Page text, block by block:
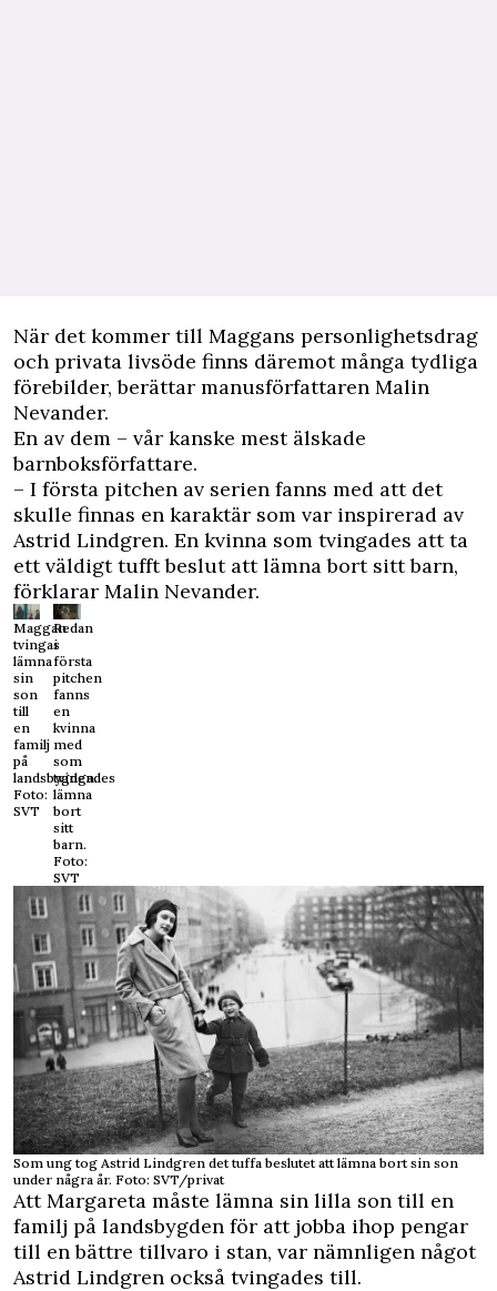
När det kommer till Maggans personlighetsdrag
och privata livsöde finns däremot många tydliga
förebilder, berättar manusförfattaren Malin
Nevander.
En av dem – vår kanske mest älskade
barnboksförfattare.
– I första pitchen av serien fanns med att det
skulle finnas en karaktär som var inspirerad av
Astrid Lindgren. En kvinna som tvingades att ta
ett väldigt tufft beslut att lämna bort sitt barn,
förklarar Malin Nevander.
Maggan
tvingas
lämna
sin
son
till
en
familj
på
landsbygden.
Foto:
SVT
Redan
i
första
pitchen
fanns
en
kvinna
med
som
tvingades
lämna
bort
sitt
barn.
Foto:
SVT
Som ung tog Astrid Lindgren det tuffa beslutet att lämna bort sin son
under några år. Foto: SVT/privat
Att Margareta måste lämna sin lilla son till en
familj på landsbygden för att jobba ihop pengar
till en bättre tillvaro i stan, var nämnligen något
Astrid Lindgren också tvingades till.